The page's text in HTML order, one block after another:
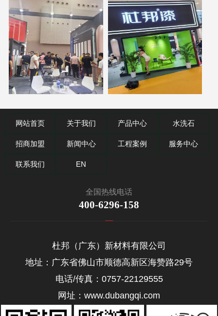
网站首页 关于我们 产品中心 水洗石
招商加盟 新闻中心 工程案例 服务中心
联系我们 EN
全国热线电话
400-6296-158
杜邦（广东）新材料有限公司
地址：广东省佛山市顺德高新区海赞路29号
电话/传真：0757-22129555
网址：www.dubangqi.com